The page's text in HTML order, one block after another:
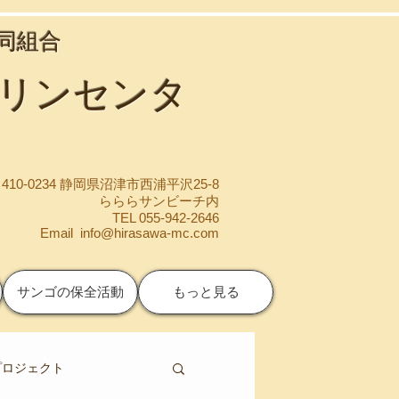
組合
ンセンタ
0234 静岡県沼津市西浦平沢25-8
らららサンビーチ内
TEL 055-942-2646
Email info@hirasawa-mc.com
サンゴの保全活動 もっと見る
ジェクト